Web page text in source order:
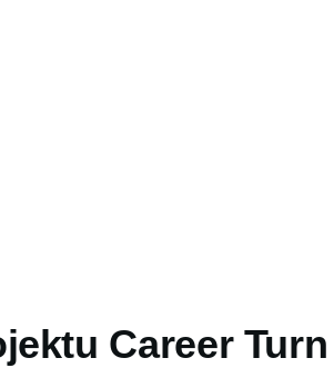
Career Turn